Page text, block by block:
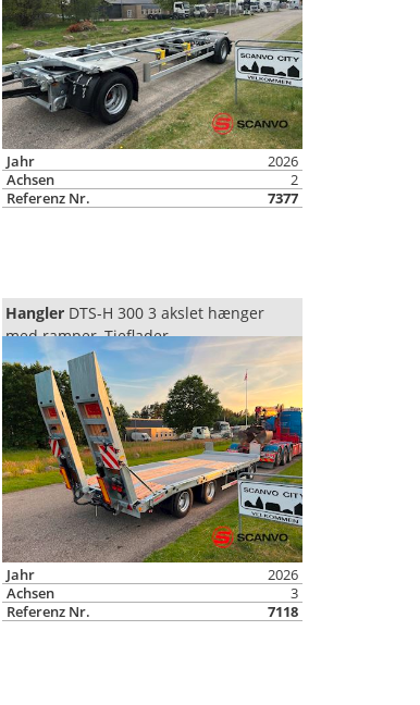
Jahr
2026
Achsen
2
Referenz Nr.
7377
HanglerDTS-H 300 3 akslet hænger
med ramper, Tieflader
Jahr
2026
Achsen
3
Referenz Nr.
7118